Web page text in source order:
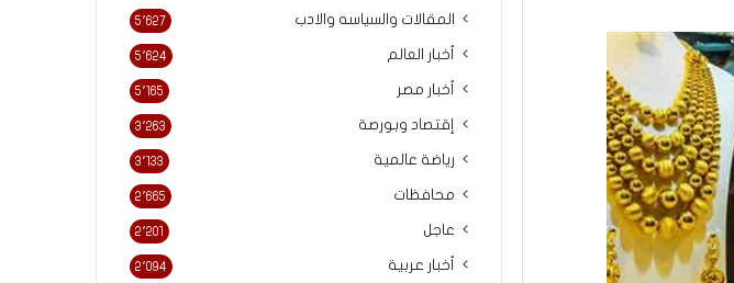
المقالات والسياسه والادب 5٬627
أخبار العالم 5٬624
أخبار مصر 5٬165
إقتصاد وبورصة 3٬263
رياضة عالمية 3٬133
محافظات 2٬665
عاجل 2٬201
أخبار عربية 2٬094